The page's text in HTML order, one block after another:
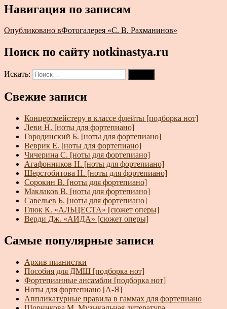
Навигация по записям
Опубликовано вФотогалерея «С. В. Рахманинов»
Поиск по сайту notkinastya.ru
Искать:
Свежие записи
Концертмейстеру в классе флейты [подборка нот]
Леви Н. [ноты для фортепиано]
Городинский Б. [ноты для фортепиано]
Веврик Е. [ноты для фортепиано]
Чичерина С. [ноты для фортепиано]
Агафонников Н. [ноты для фортепиано]
Шерстобитова Н. [ноты для фортепиано]
Сорокин В. [ноты для фортепиано]
Маклаков В. [ноты для фортепиано]
Савельев Б. [ноты для фортепиано]
Глюк К. «АЛЬЦЕСТА» [сюжет оперы]
Верди Дж. «АИДА» [сюжет оперы]
Самые популярные записи
Архив пианистки
Пособия для ДМШ [подборка нот]
Фортепианные ансамбли [подборка нот]
Ноты для фортепиано [А-Я]
Аппликатурные правила в гаммах для фортепиано